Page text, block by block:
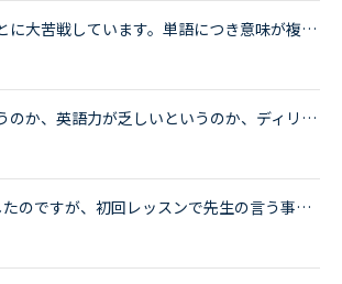
英単語を覚えることに大苦戦しています。単語につき意味が複数個あり、全て覚える必要はないというのは理解しています。単語の意味を1つ覚えてそこからイメージすることが大事だと聞きましたが、それでは対応でき...
自分の読解力というのか、英語力が乏しいというのか、ディリーニュースやカランの長め文章でもそうなのですが、黙読しただけでは理解できないというか、字面だけ追って読んでいてもなかなか内容が理解できないと...
今年の3月に入会したのですが、初回レッスンで先生の言う事が全く聞き取れず、理解出来ずで｢YES｣｢ＮＯ｣しか言えずに愛想笑いをし終了。その恐ろしさと申し訳なさからその後全くレッスンを受けられずに昨日まで日...